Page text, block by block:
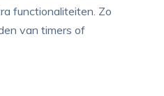
functionaliteiten. Zo
van timers of